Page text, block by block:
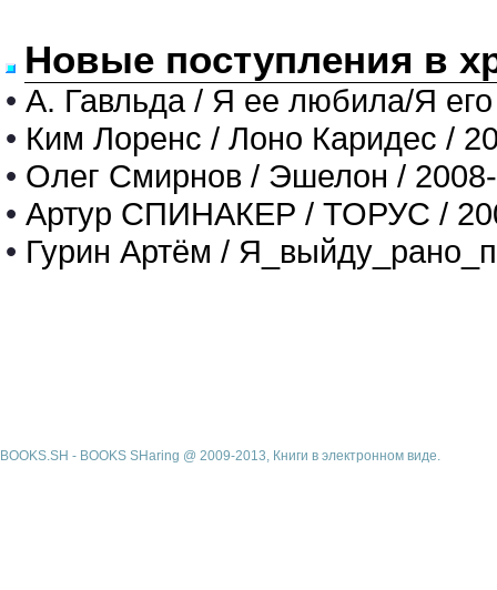
Новые поступления в
• А. Гавльда / Я ее любила/Я
• Ким Лоренс / Лоно Каридес /
• Олег Смирнов / Эшелон /
• Артур СПИНАКЕР / ТОРУС /
• Гурин Артём /
BOOKS.SH - BOOKS SHaring @ 2009-2013, Книги в электронном виде.